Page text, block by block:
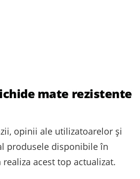
mate rezistente
opinii ale utilizatoarelor și
produsele disponibile în
acest top actualizat.